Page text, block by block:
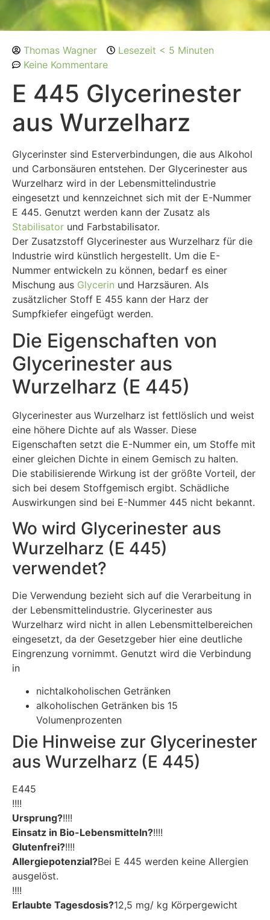
Thomas Wagner
Lesezeit < 5 Minuten
Keine Kommentare
E 445 Glycerinester
aus Wurzelharz
Glycerinster sind Esterverbindungen, die aus Alkohol
und Carbonsäuren entstehen. Der Glycerinester aus
Wurzelharz wird in der Lebensmittelindustrie
eingesetzt und kennzeichnet sich mit der E-Nummer
E 445. Genutzt werden kann der Zusatz als
Stabilisator und Farbstabilisator.
Der Zusatzstoff Glycerinester aus Wurzelharz für die
Industrie wird künstlich hergestellt. Um die E-
Nummer entwickeln zu können, bedarf es einer
Mischung aus Glycerin und Harzsäuren. Als
zusätzlicher Stoff E 455 kann der Harz der
Sumpfkiefer eingefügt werden.
Die Eigenschaften von
Glycerinester aus
Wurzelharz (E 445)
Glycerinester aus Wurzelharz ist fettlöslich und weist
eine höhere Dichte auf als Wasser. Diese
Eigenschaften setzt die E-Nummer ein, um Stoffe mit
einer gleichen Dichte in einem Gemisch zu halten.
Die stabilisierende Wirkung ist der größte Vorteil, der
sich bei desem Stoffgemisch ergibt. Schädliche
Auswirkungen sind bei E-Nummer 445 nicht bekannt.
Wo wird Glycerinester aus
Wurzelharz (E 445)
verwendet?
Die Verwendung bezieht sich auf die Verarbeitung in
der Lebensmittelindustrie. Glycerinester aus
Wurzelharz wird nicht in allen Lebensmittelbereichen
eingesetzt, da der Gesetzgeber hier eine deutliche
Eingrenzung vornimmt. Genutzt wird die Verbindung
in
nichtalkoholischen Getränken
alkoholischen Getränken bis 15
Volumenprozenten
Die Hinweise zur Glycerinester
aus Wurzelharz (E 445)
E445
!!!!
Ursprung?!!!!
Einsatz in Bio-Lebensmitteln?!!!!
Glutenfrei?!!!!
Allergiepotenzial?Bei E 445 werden keine Allergien
ausgelöst.
!!!!
Erlaubte Tagesdosis?12,5 mg/ kg Körpergewicht